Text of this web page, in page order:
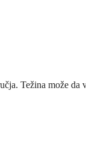
Težina može da